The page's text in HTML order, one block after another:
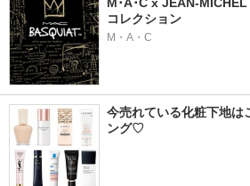
コレクション
M・A・C
今売れている化粧下地は
ング♡